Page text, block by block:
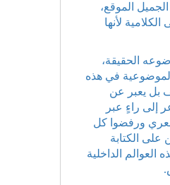
الموقع،
لأنها
الحقيقة،
في هذه
بل يعبر عن
إلى راءٍ عبر
ورفضوا كل
على الكتابة
العوالم الداخلية